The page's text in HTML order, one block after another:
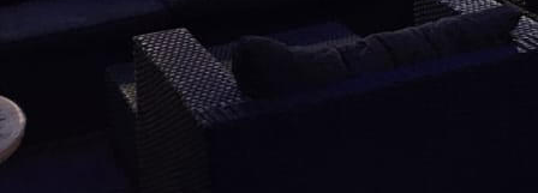
dartbanen Heukske verhuur